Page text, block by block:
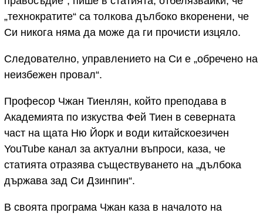
„технократите“ са толкова дълбоко вкоренени, че
Си никога няма да може да ги прочисти изцяло.
Следователно, управлението на Си е „обречено на
неизбежен провал“.
Професор Чжан Тиенлян, който преподава в
Академията по изкуства Фей Тиен в северната
част на щата Ню Йорк и води китайскоезичен
YouTube канал за актуални въпроси, каза, че
статията отразява съществуването на „дълбока
държава зад Си Дзинпин“.
В своята програма Чжан каза в началото на